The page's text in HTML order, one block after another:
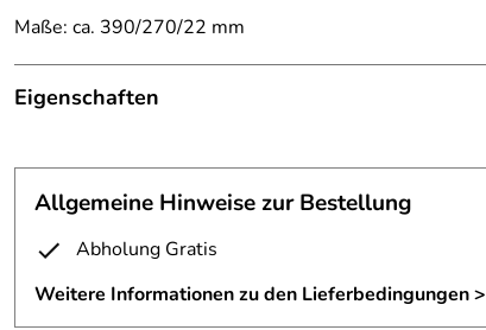
Maße: ca. 390/270/22 mm
Eigenschaften
Fertigungsverfahren:
gelasert
Material:
Materialstärke:
2 mm
Allgemeine Hinweise zur Bestellung
Abholung Gratis
Weitere Informationen zu den Lieferbedingungen >